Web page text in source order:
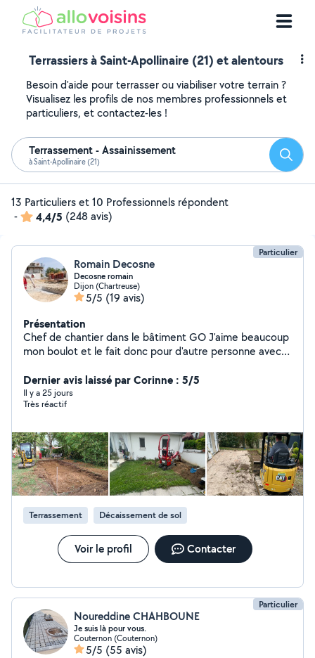
Terrassiers à Saint-Apollinaire (21) et alentours
Besoin d'aide pour terrasser ou viabiliser votre terrain ?
Visualisez les profils de nos membres professionnels et
particuliers, et contactez-les !
Terrassement - Assainissement
à Saint-Apollinaire (21)
13 Particuliers et 10 Professionnels répondent
-
4,4/5 (248 avis)
Particulier
Romain Decosne
Decosne romain
Dijon (Chartreuse)
5/5 (19 avis)
Présentation
Chef de chantier dans le bâtiment GO J'aime beaucoup
mon boulot et le fait donc pour d'autre personne avec
moins de dispo suite à la construction de ma maison je
vais pouvoir être à nouveau de retour en ce début
d'année
Dernier avis laissé par Corinne : 5/5
Il y a 25 jours
Très réactif
Terrassement Décaissement de sol
Voir le profil Contacter
Particulier
Noureddine CHAHBOUNE
Je suis là pour vous.
Couternon (Couternon)
5/5 (55 avis)